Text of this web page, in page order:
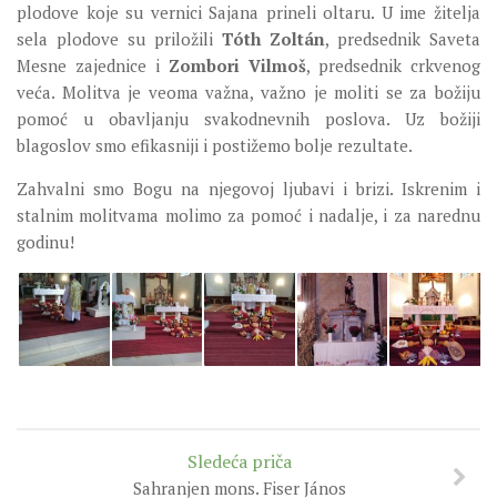
JUŽNI DEKANAT
ARHIVA
ARHIVA GALERIJA
SINODA
SINODSKA MOLITVA
SINODSKI URED
KOORDINACIONA GRUPA
RADNE GRUPE SINODE
plodove koje su vernici Sajana prineli oltaru. U ime žitelja
sela plodove su priložili Tóth Zoltán, predsednik Saveta
Mesne zajednice i Zombori Vilmoš, predsednik crkvenog
veća. Molitva je veoma važna, važno je moliti se za božiju
pomoć u obavljanju svakodnevnih poslova. Uz božiji
blagoslov smo efikasniji i postižemo bolje rezultate.
Zahvalni smo Bogu na njegovoj ljubavi i brizi. Iskrenim i
stalnim molitvama molimo za pomoć i nadalje, i za narednu
godinu!
Sledeća priča
Sahranjen mons. Fiser János